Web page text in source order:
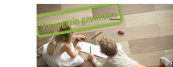
Geef jij deze kleine superheld de kans
om verder te groeien?